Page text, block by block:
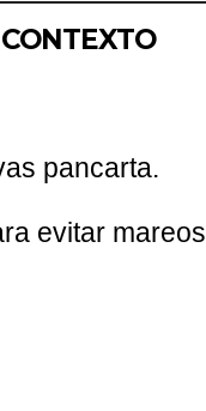
pancarta.
evitar mareos